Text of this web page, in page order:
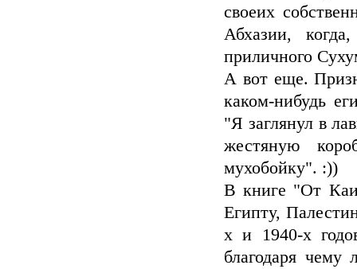
своеих
Абхазии,
приличного
А вот еще.
каком-нибудь
"Я заглянул в
жестяную
мухобойку". :))
В книге "От
Египту,
х и 1940-х
благодаря чему